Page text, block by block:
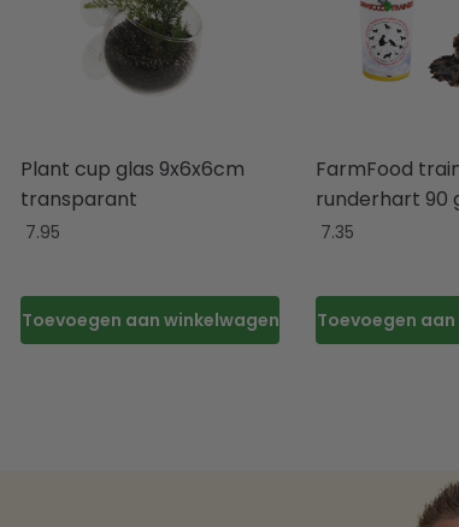
Plant cup glas 9x6x6cm
transparant
7.95
Toevoegen aan winkelwagen
FarmFood
runderhart 90
7.35
Toevoegen